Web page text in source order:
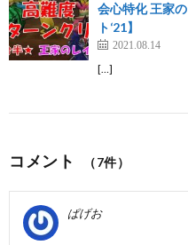
会心特化 王家
ト‘21】
2021.08.14
[…]
コメント （7件）
ぱげお